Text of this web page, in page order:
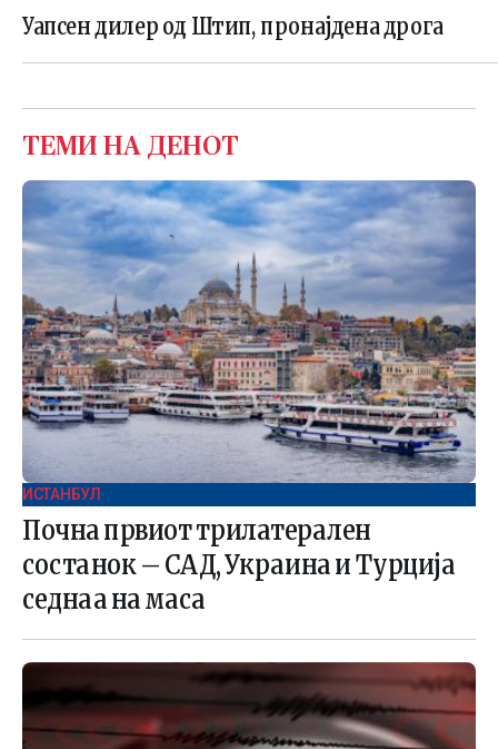
Уапсен дилер од Штип, пронајдена дрога
ТЕМИ НА ДЕНОТ
ИСТАНБУЛ
Почна првиот трилатерален
состанок – САД, Украина и Турција
седнаа на маса